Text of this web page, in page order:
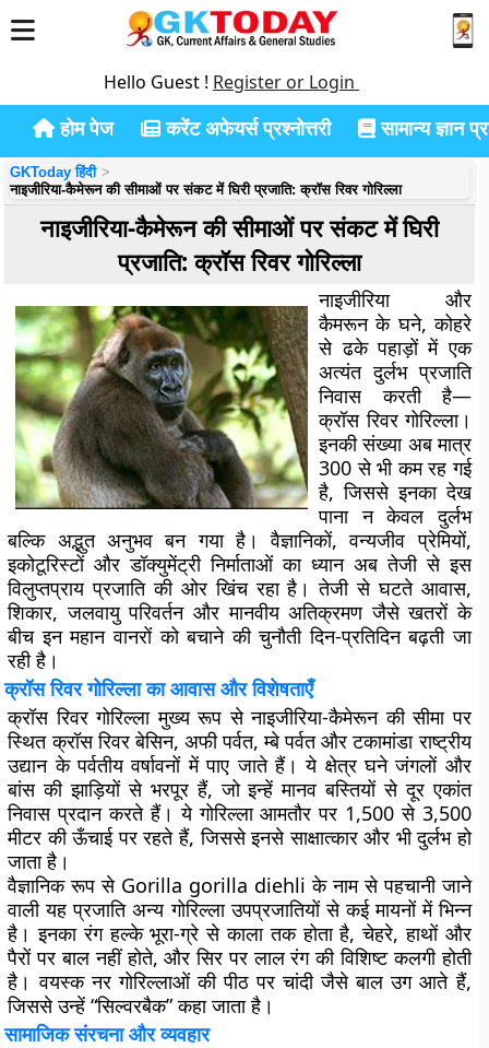
Hello Guest ! Register or Login
होम पेज करेंट अफेयर्स प्रश्नोत्तरी सामान्य ज्ञान
GKToday हिंदी
नाइजीरिया-कैमेरून की सीमाओं पर संकट में घिरी प्रजाति: क्रॉस रिवर गोरिल्ला
नाइजीरिया-कैमेरून की सीमाओं पर संकट में घिरी
प्रजाति: क्रॉस रिवर गोरिल्ला
नाइजीरिया और
कैमरून के घने, कोहरे
से ढके पहाड़ों में एक
अत्यंत दुर्लभ प्रजाति
निवास करती है—
क्रॉस रिवर गोरिल्ला।
इनकी संख्या अब मात्र
300 से भी कम रह गई
है, जिससे इनका देख
पाना न केवल दुर्लभ
बल्कि अद्भुत अनुभव बन गया है। वैज्ञानिकों, वन्यजीव प्रेमियों,
इकोटूरिस्टों और डॉक्युमेंट्री निर्माताओं का ध्यान अब तेजी से इस
विलुप्तप्राय प्रजाति की ओर खिंच रहा है। तेजी से घटते आवास,
शिकार, जलवायु परिवर्तन और मानवीय अतिक्रमण जैसे खतरों के
बीच इन महान वानरों को बचाने की चुनौती दिन-प्रतिदिन बढ़ती जा
रही है।
क्रॉस रिवर गोरिल्ला का आवास और विशेषताएँ
क्रॉस रिवर गोरिल्ला मुख्य रूप से नाइजीरिया-कैमेरून की सीमा पर
स्थित क्रॉस रिवर बेसिन, अफी पर्वत, म्बे पर्वत और टकामांडा राष्ट्रीय
उद्यान के पर्वतीय वर्षावनों में पाए जाते हैं। ये क्षेत्र घने जंगलों और
बांस की झाड़ियों से भरपूर हैं, जो इन्हें मानव बस्तियों से दूर एकांत
निवास प्रदान करते हैं। ये गोरिल्ला आमतौर पर 1,500 से 3,500
मीटर की ऊँचाई पर रहते हैं, जिससे इनसे साक्षात्कार और भी दुर्लभ हो
जाता है।
वैज्ञानिक रूप से Gorilla gorilla diehli के नाम से पहचानी जाने
वाली यह प्रजाति अन्य गोरिल्ला उपप्रजातियों से कई मायनों में भिन्न
है। इनका रंग हल्के भूरा-ग्रे से काला तक होता है, चेहरे, हाथों और
पैरों पर बाल नहीं होते, और सिर पर लाल रंग की विशिष्ट कलगी होती
है। वयस्क नर गोरिल्लाओं की पीठ पर चांदी जैसे बाल उग आते हैं,
जिससे उन्हें “सिल्वरबैक” कहा जाता है।
सामाजिक संरचना और व्यवहार